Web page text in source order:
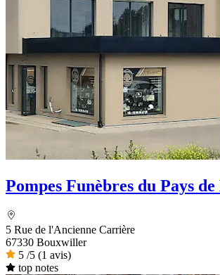
Pompes Funèbres du Pays
5 Rue de l'Ancienne Carrière
67330 Bouxwiller
5 /5 (1 avis)
top notes